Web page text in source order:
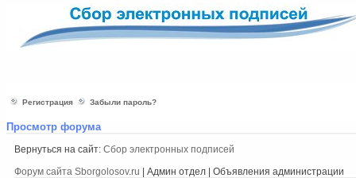
Регистрация Забыли пароль?
Просмотр форума
Вернуться на сайт: Сбор электронных подписей
Форум сайта Sborgolosov.ru | Админ отдел | Объявления администрации